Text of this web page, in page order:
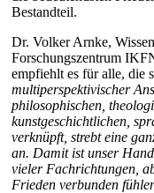
Bestandteil.
Dr. Volker Arnke,
Forschungszentrum
empfiehlt es für alle, die
multiperspektivischer
philosophischen,
kunstgeschichtlichen,
verknüpft, strebt eine
an. Damit ist unser
vieler Fachrichtungen,
Frieden verbunden